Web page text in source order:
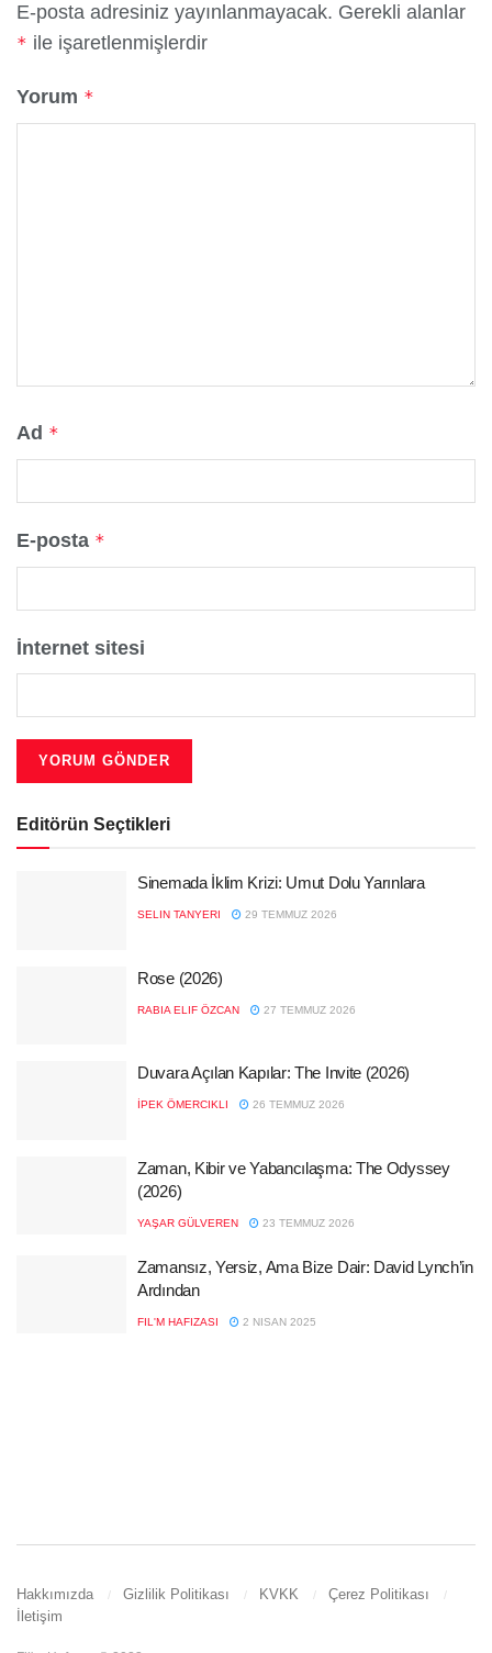
E-posta adresiniz yayınlanmayacak. Gerekli alanlar
* ile işaretlenmişlerdir
Yorum *
Ad *
E-posta *
İnternet sitesi
Editörün Seçtikleri
Sinemada İklim Krizi: Umut Dolu Yarınlara
SELIN TANYERI 29 TEMMUZ 2026
Rose (2026)
RABIA ELIF ÖZCAN 27 TEMMUZ 2026
Duvara Açılan Kapılar: The Invite (2026)
İPEK ÖMERCIKLI 26 TEMMUZ 2026
Zaman, Kibir ve Yabancılaşma: The Odyssey
(2026)
YAŞAR GÜLVEREN 23 TEMMUZ 2026
Zamansız, Yersiz, Ama Bize Dair: David Lynch’in
Ardından
FIL'M HAFIZASI 2 NISAN 2025
Hakkımızda Gizlilik Politikası KVKK
Çerez Politikası
İletişim